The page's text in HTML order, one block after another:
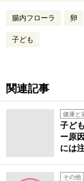
腸内フローラ 卵
子ども
関連記事
健康と
子ど
ー原
には
その他